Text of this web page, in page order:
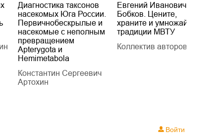
Диагностика таксонов
насекомых Юга России.
Первичнобескрылые и
насекомые с неполным
превращением
Apterygota и
Hemimetabola
Константин Сергеевич
Артохин
Евгений Иванович
Бобков. Цените,
храните и умножайте
традиции МВТУ
Коллектив авторов
Войти